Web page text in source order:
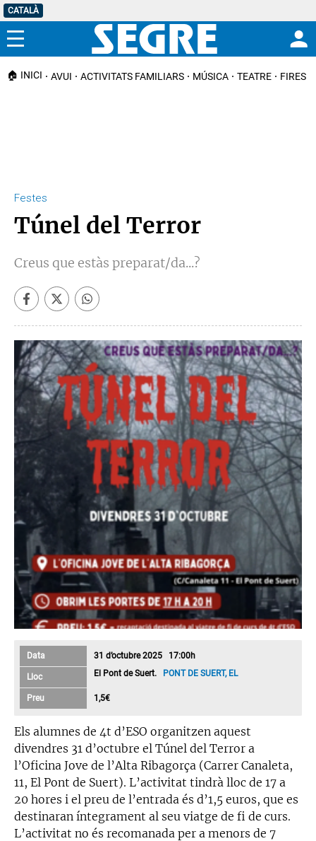
CATALÀ
Menú
🏠 INICI AVUI ACTIVITATS FAMILIARS MÚSICA TEATRE FIRES I
Festes
Túnel del Terror
Creus que estàs preparat/da...?
Data 31 d’octubre 2025 17:00h
Lloc El Pont de Suert. PONT DE SUERT, EL
Preu 1,5€
Els alumnes de 4t d’ESO organitzen aquest
divendres 31 d’octubre el Túnel del Terror a
l’Oficina Jove de l’Alta Ribagorça (Carrer Canaleta,
11, El Pont de Suert). L’activitat tindrà lloc de 17 a
20 hores i el preu de l’entrada és d’1,5 euros, que es
destinaran íntegrament al seu viatge de fi de curs.
L’activitat no és recomanada per a menors de 7